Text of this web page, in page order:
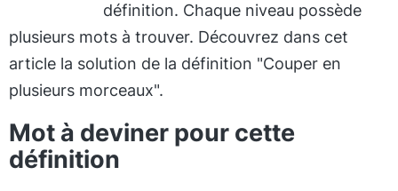
définition. Chaque niveau possède
plusieurs mots à trouver. Découvrez dans cet
article la solution de la définition "Couper en
plusieurs morceaux".
Mot à deviner pour cette
définition